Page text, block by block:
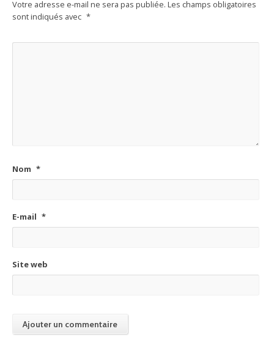
Votre adresse e-mail ne sera pas publiée. Les champs obligatoires
sont indiqués avec *
Nom *
E-mail *
Site web